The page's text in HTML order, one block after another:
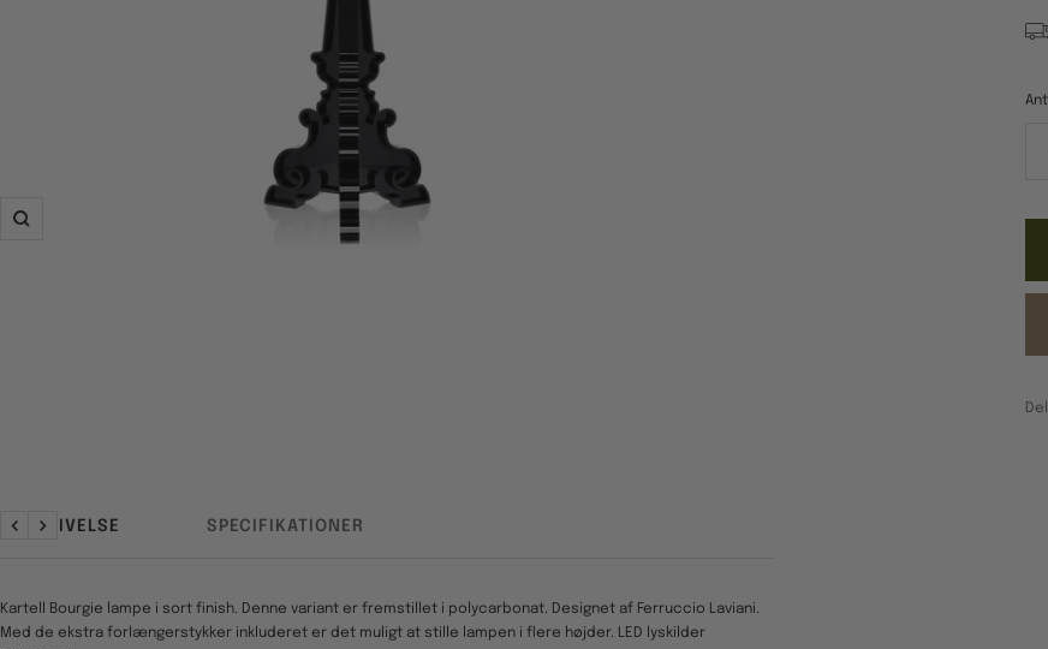
Zoom
Del
BESKRIVELSE SPECIFIKATIONER
ForrigeNæste
Kartell Bourgie lampe i sort finish. Denne variant er fremstillet i polycarbonat. Designet af Ferruccio Laviani.
Med de ekstra forlængerstykker inkluderet er det muligt at stille lampen i flere højder. LED lyskilder